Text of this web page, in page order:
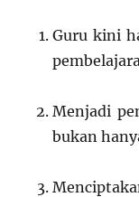
Guru kini
Menjadi
bukan